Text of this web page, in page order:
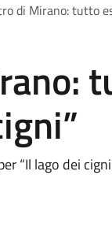
di Mirano: tutto
“Il lago dei